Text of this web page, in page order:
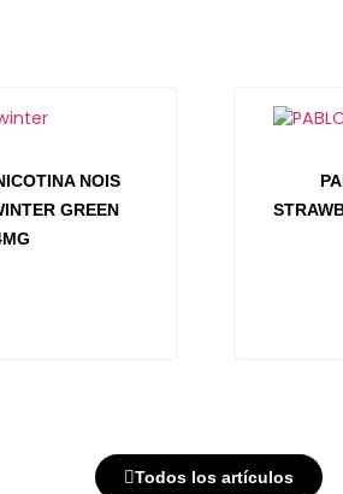
NOIS
GREEN
Todos los artículos